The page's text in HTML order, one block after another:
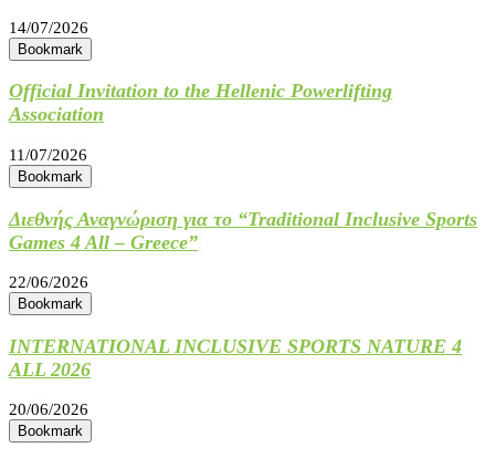
14/07/2026
Bookmark
Official Invitation to the Hellenic Powerlifting
Association
11/07/2026
Bookmark
Διεθνής Αναγνώριση για το “Traditional Inclusive Sports
Games 4 All – Greece”
22/06/2026
Bookmark
INTERNATIONAL INCLUSIVE SPORTS NATURE 4
ALL 2026
20/06/2026
Bookmark